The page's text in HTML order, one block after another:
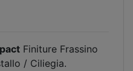
Finiture Frassino
/ Ciliegia.